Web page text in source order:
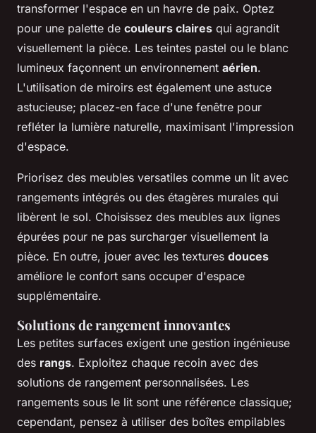
transformer l'espace en un havre de paix. Optez
pour une palette de couleurs claires qui agrandit
visuellement la pièce. Les teintes pastel ou le blanc
lumineux façonnent un environnement aérien.
L'utilisation de miroirs est également une astuce
astucieuse; placez-en face d'une fenêtre pour
refléter la lumière naturelle, maximisant l'impression
d'espace.
Priorisez des meubles versatiles comme un lit avec
rangements intégrés ou des étagères murales qui
libèrent le sol. Choisissez des meubles aux lignes
épurées pour ne pas surcharger visuellement la
pièce. En outre, jouer avec les textures douces
améliore le confort sans occuper d'espace
supplémentaire.
Solutions de rangement innovantes
Les petites surfaces exigent une gestion ingénieuse
des rangs. Exploitez chaque recoin avec des
solutions de rangement personnalisées. Les
rangements sous le lit sont une référence classique;
cependant, pensez à utiliser des boîtes empilables